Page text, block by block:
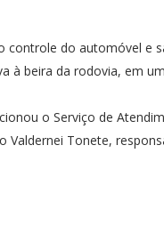
controle do automóvel e
à beira da rodovia, em
o Serviço de
Tonete,